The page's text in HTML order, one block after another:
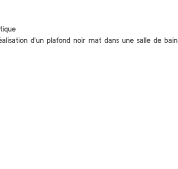
d'un plafond noir mat dans une salle de bain